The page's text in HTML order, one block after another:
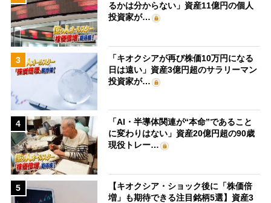
るかは分からない」資産11億円の個人
投資家が…
3
「キオクシアが再び株価10万円になる
日は遠い」資産3億円超のサラリーマン
投資家が…
4
「AI・半導体関連が“本命”であること
に変わりはない」資産20億円超の90歳
現役トレー…
5
【キオクシア・ショック後に「株価倍
増」も期待できる注目銘柄5選】資産3